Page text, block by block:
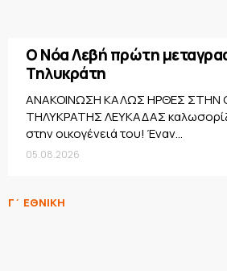
Ο Νόα Λεβή πρώτη
Τηλυκράτη
ΑΝΑΚΟΙΝΩΣΗ ΚΑΛΩΣ ΗΡΘΕΣ
ΤΗΛΥΚΡΑΤΗΣ ΛΕΥΚΑΔΑΣ
στην οικογένειά του! Έναν...
05.08.2026
Γ΄ ΕΘΝΙΚΗ